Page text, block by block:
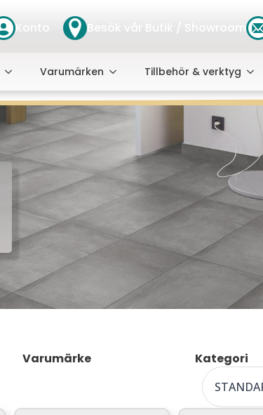
Konto Besök vår Butik / Showroom
Varumärken Tillbehör & verktyg
Varumärke Kategori